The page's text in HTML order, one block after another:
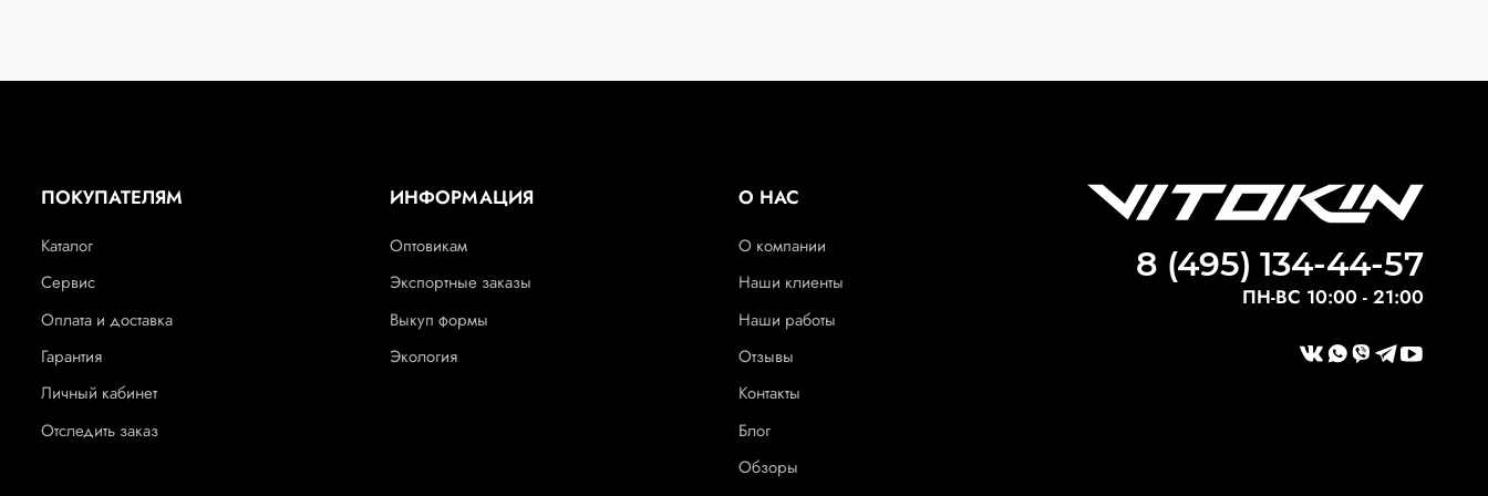
ПОКУПАТЕЛЯМ
Каталог
Сервис
Оплата и доставка
Гарантия
Личный кабинет
Отследить заказ
ИНФОРМАЦИЯ
Оптовикам
Экспортные заказы
Выкуп формы
Экология
О НАС
О компании
Наши клиенты
Наши работы
Отзывы
Контакты
Блог
Обзоры
8 (495) 134-44-57
ПН-ВС 10:00 - 21:00